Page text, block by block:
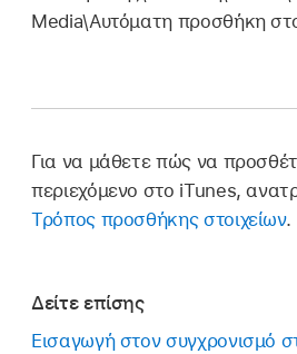
Media\Αυτόματη προσθήκη
Για να μάθετε πώς να
περιεχόμενο στο iTunes,
Τρόπος προσθήκης στοιχείων.
Δείτε επίσης
Εισαγωγή στον συγχρονισμό